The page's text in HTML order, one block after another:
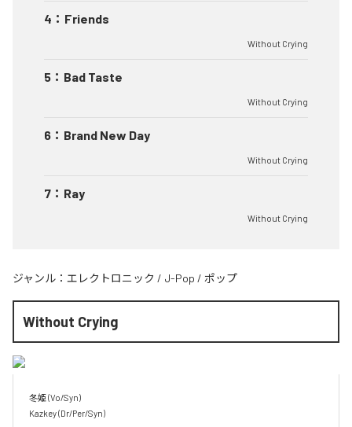
4 ： Friends
Without Crying
5 ： Bad Taste
Without Crying
6 ： Brand New Day
Without Crying
7 ： Ray
Without Crying
ジャンル： エレクトロニック / J-Pop / ポップ
Without Crying
冬姫 (Vo/Syn)
Kazkey (Dr/Per/Syn)